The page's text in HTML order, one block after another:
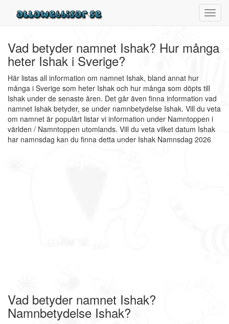
Vad betyder namnet Ishak? Hur många
heter Ishak i Sverige?
Här listas all information om namnet Ishak, bland annat hur
många i Sverige som heter Ishak och hur många som döpts till
Ishak under de senaste åren. Det går även finna information vad
namnet Ishak betyder, se under namnbetydelse Ishak. Vill du veta
om namnet är populärt listar vi information under Namntoppen i
världen / Namntoppen utomlands. Vill du veta vilket datum Ishak
har namnsdag kan du finna detta under Ishak Namnsdag 2026
Vad betyder namnet Ishak?
Namnbetydelse Ishak?